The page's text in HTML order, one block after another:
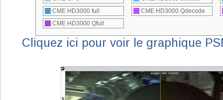
Cliquez ici pour voir le graphique